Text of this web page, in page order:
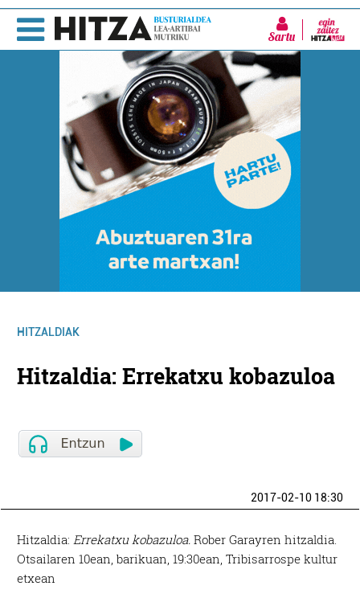
Sartu
HITZALDIAK
Hitzaldia: Errekatxu kobazuloa
2017-02-10 18:30
Hitzaldia:Errekatxu kobazuloa.Rober Garayren hitzaldia.
Otsailaren 10ean, barikuan, 19:30ean, Tribisarrospe kultur
etxean